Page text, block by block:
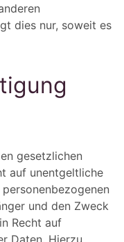
dies nur, soweit es
gesetzlichen
auf unentgeltliche
und den Zweck
Recht auf
Daten. Hierzu